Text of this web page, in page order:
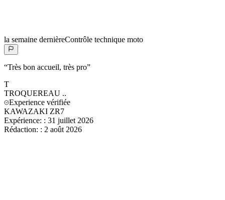
la semaine dernièreContrôle technique moto
“Très bon accueil, très pro”
T
TROQUEREAU ..
Experience vérifiée
KAWAZAKI ZR7
Expérience: : 31 juillet 2026
Rédaction: : 2 août 2026